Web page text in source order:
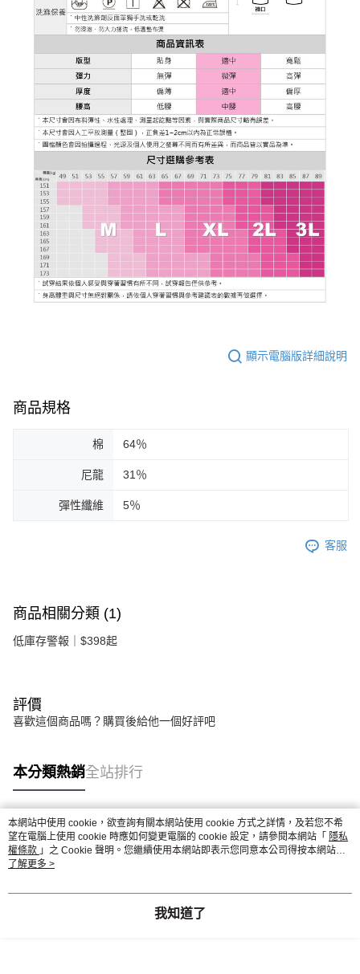
恩沛科技股份有限公司將有權停止該用戶之使用額度並採取法律行動。
顯示電腦版詳細說明
商品規格
棉 64％
尼龍 31％
彈性纖維 5％
客服
商品相關分類 (1)
低庫存警報｜$398起
評價
喜歡這個商品嗎？購買後給他一個好評吧
本分類熱銷全站排行
熱門標籤
本網站中使用 cookie，欲查詢有關本網站使用 cookie 方式之詳情，及若您不希
望在電腦上使用 cookie 時應如何變更電腦的 cookie 設定，請參閱本網站「 隱私
權條款 」之 Cookie 聲明。您繼續使用本網站即表示您同意本公司得按本網站使
用條款之 Cookie 聲明使用 cookie。
了解更多 >
我知道了